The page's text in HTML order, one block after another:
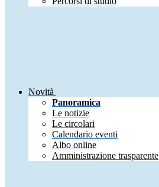
Novità
Panoramica
Le notizie
Le circolari
Calendario eventi
Albo online
Amministrazione trasparente